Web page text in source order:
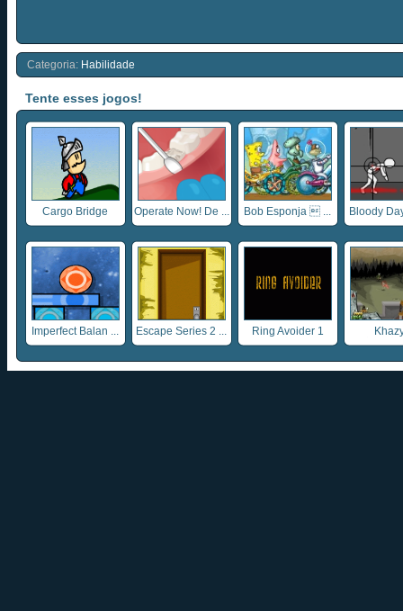
Categoria: Habilidade
Tente esses jogos!
Cargo Bridge Operate Now! De ... Bob Esponja  ... Bloody
Imperfect Balan ... Escape Series 2 ... Ring Avoider 1